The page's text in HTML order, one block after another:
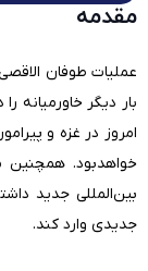
مقدمه
عملیات طوفان
بار دیگر خاورمیانه
امروز در غزه و
خواهدبود.
بین‌المللی جدید
جدیدی وارد کند.